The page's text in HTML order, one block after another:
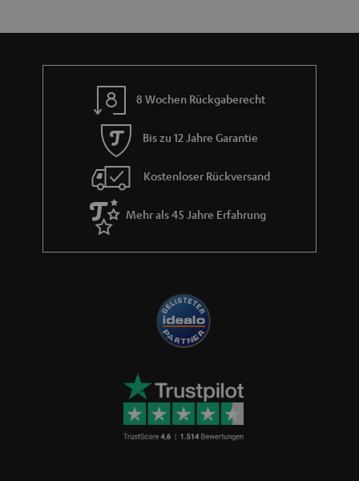
_
h
r
a
n
8 Wochen Rückgaberecht
Bis zu 12 Jahre Garantie
Kostenloser Rückversand
Mehr als 45 Jahre Erfahrung